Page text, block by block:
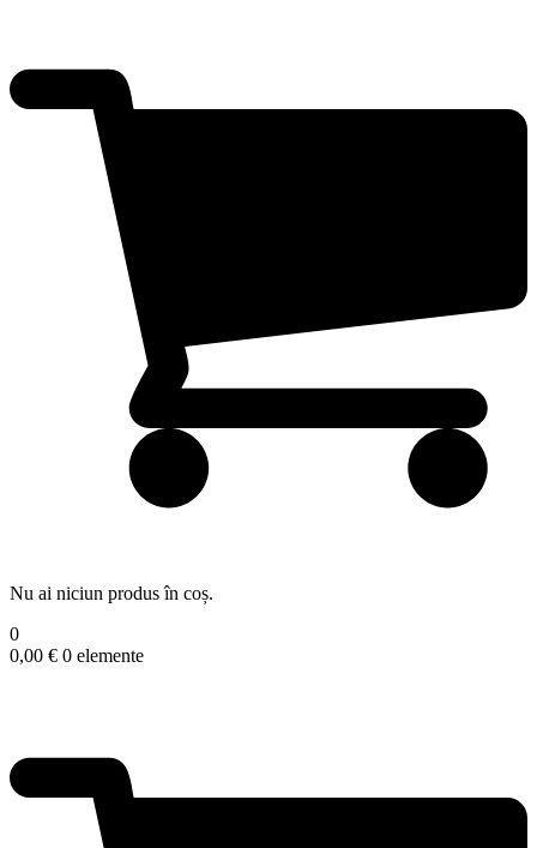
Nu ai niciun produs în coș.
0
0,00 € 0 elemente